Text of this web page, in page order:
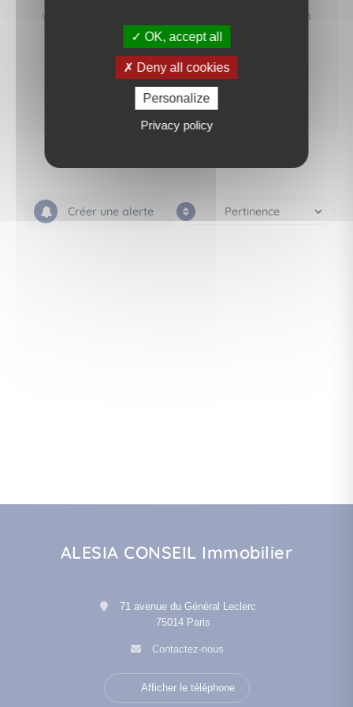
vous préviendrons dès qu'un bien correspondant à
votre recherche sera mis en ligne.
créer une alerte
Créer une alerte
ALESIA CONSEIL Immobilier
71 avenue du Général Leclerc
75014 Paris
Contactez-nous
Afficher le téléphone
OK, accept all
Deny all cookies
Personalize
Privacy policy